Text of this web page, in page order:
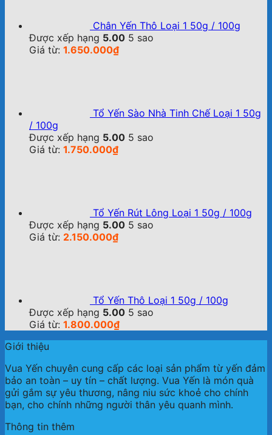
Chân Yến Thô Loại 1 50g / 100g
Được xếp hạng 5.00 5 sao
Giá từ: 1.650.000₫
Tổ Yến Sào Nhà Tinh Chế Loại 1 50g
/ 100g
Được xếp hạng 5.00 5 sao
Giá từ: 1.750.000₫
Tổ Yến Rút Lông Loại 1 50g / 100g
Được xếp hạng 5.00 5 sao
Giá từ: 2.150.000₫
Tổ Yến Thô Loại 1 50g / 100g
Được xếp hạng 5.00 5 sao
Giá từ: 1.800.000₫
Giới thiệu
Vua Yến chuyên cung cấp các loại sản phẩm từ yến đảm
bảo an toàn – uy tín – chất lượng. Vua Yến là món quà
gửi gắm sự yêu thương, nâng niu sức khoẻ cho chính
bạn, cho chính những người thân yêu quanh mình.
Thông tin thêm